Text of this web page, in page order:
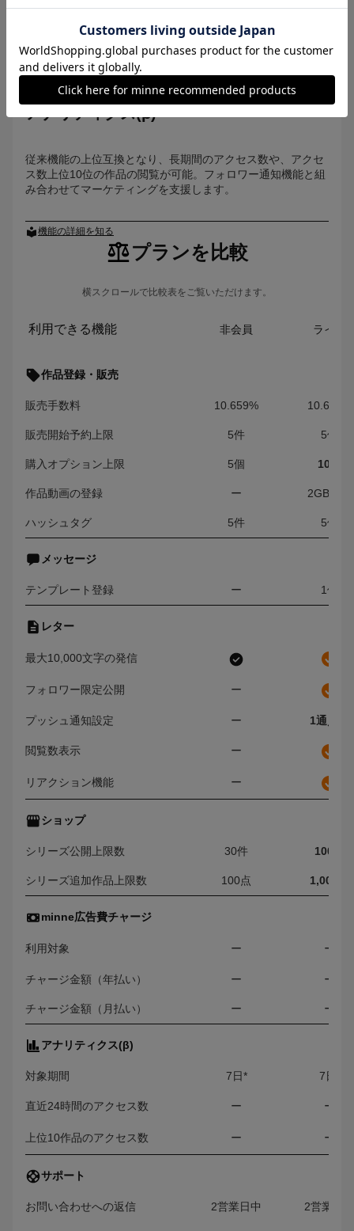
アナリティクス(β)
従来機能の上位互換となり、長期間のアクセス数や、アクセ
ス数上位10位の作品の閲覧が可能。フォロワー通知機能と組
み合わせてマーケティングを支援します。
機能の詳細を知る
プランを比較
横スクロールで比較表をご覧いただけます。
利用できる機能 非会員 ライト
作品登録・販売
販売手数料 10.659% 10.615%
販売開始予約上限 5件 5件
購入オプション上限 5個 10個
作品動画の登録 ー 2GBまで
ハッシュタグ 5件 5件
メッセージ
テンプレート登録 ー 1件
レター
最大10,000文字の発信
フォロワー限定公開 ー
プッシュ通知設定 ー 1通／日
閲覧数表示 ー
リアクション機能 ー
ショップ
シリーズ公開上限数 30件 100件
シリーズ追加作品上限数 100点 1,000点
minne広告費チャージ
利用対象 ー ー
チャージ金額（年払い） ー ー
チャージ金額（月払い） ー ー
アナリティクス(β)
対象期間 7日* 7日*
直近24時間のアクセス数 ー ー
上位10作品のアクセス数 ー ー
サポート
お問い合わせへの返信 2営業日中 2営業日中